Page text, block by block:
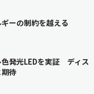
ーの制約を越える
発光LEDを実証 ディス
待